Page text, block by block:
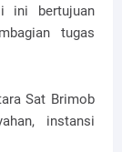
ini bertujuan
tugas
Sat Brimob
instansi